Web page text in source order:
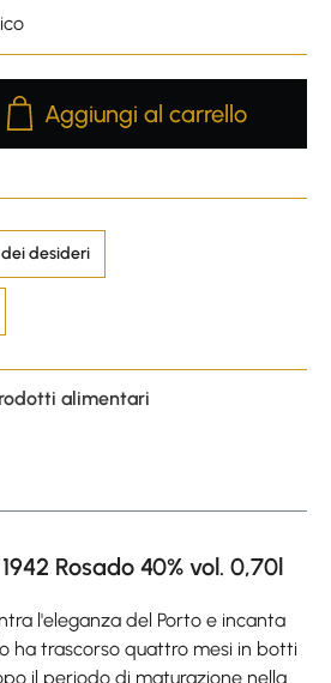
Quantity: Enter the
Aggiungi al carrello
desideri
alimentari
Rosado 40% vol. 0,70l
l'eleganza del Porto e incanta
ha trascorso quattro mesi in botti
il periodo di maturazione nella